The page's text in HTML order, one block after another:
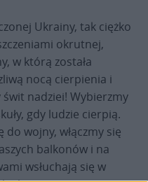
Ukrainy, tak ciężko
okrutnej,
w którą została
nocą cierpienia i
nadziei! Wybierzmy
gdy ludzie cierpią.
do wojny, włączmy się
balkonów i na
wsłuchają się w